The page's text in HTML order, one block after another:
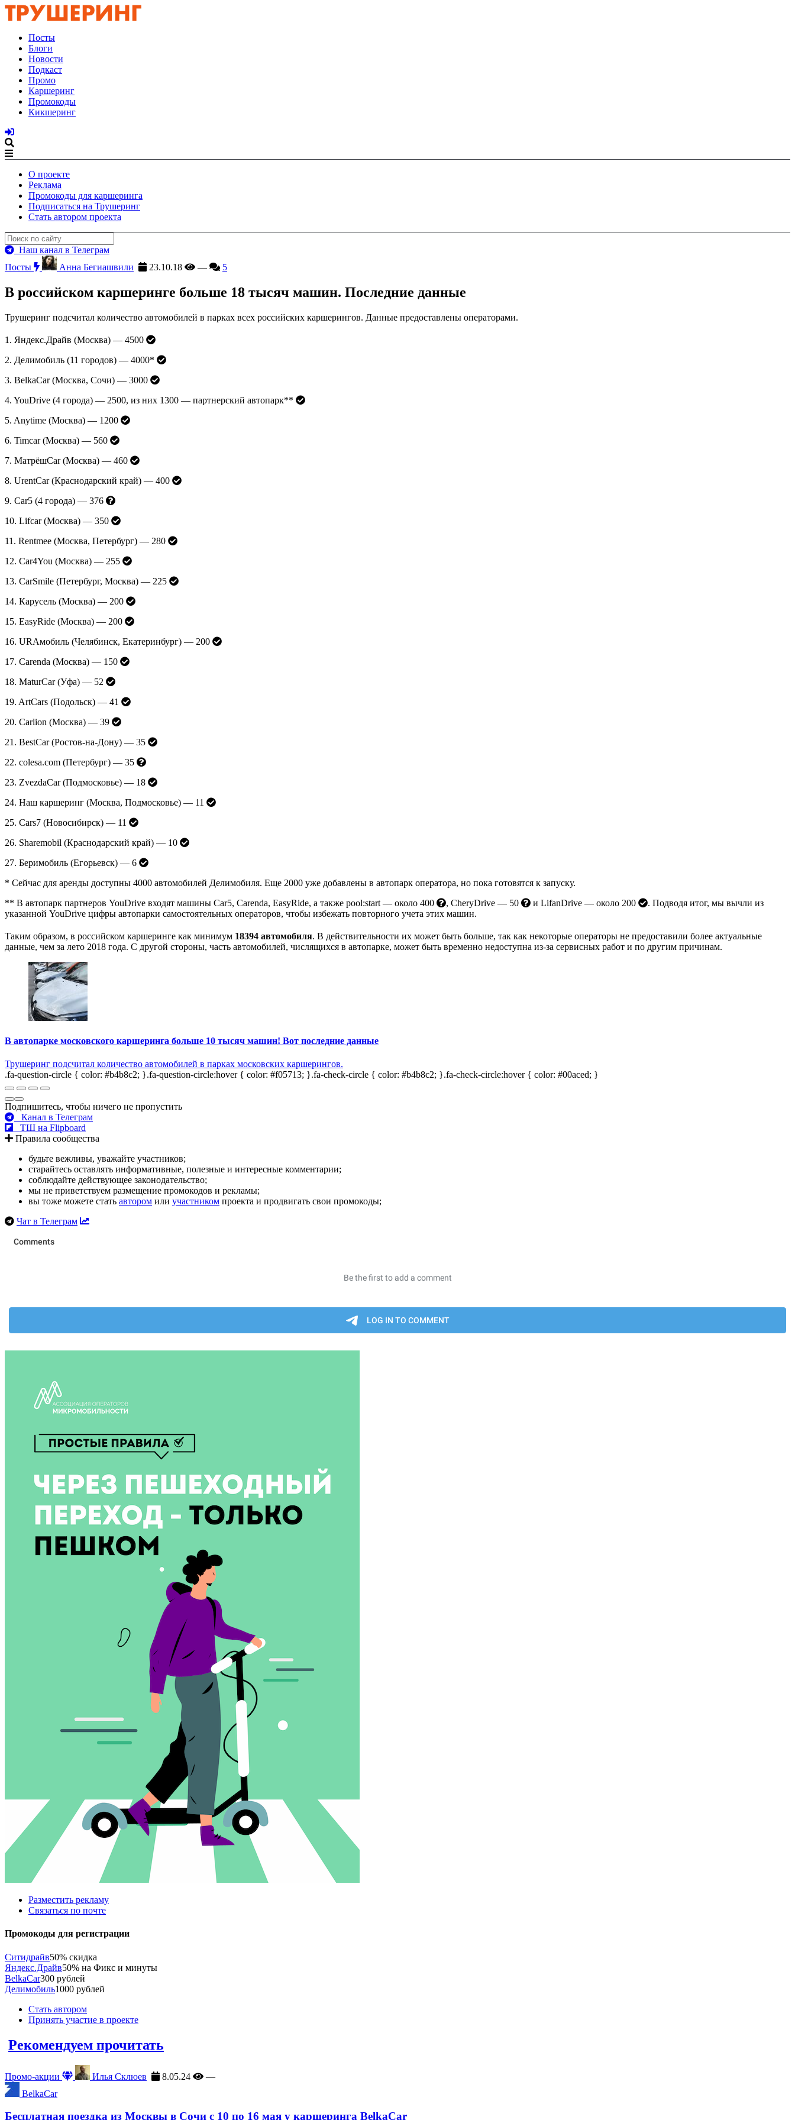
Посты
Блоги
Новости
Подкаст
Промо
Каршеринг
Промокоды
Кикшеринг
О проекте
Реклама
Промокоды для каршеринга
Подписаться на Трушеринг
Стать автором проекта
Наш канал в Телеграм
Посты
Анна Бегиашвили 23.10.18 — 5
В российском каршеринге больше 18 тысяч машин. Последние данные
Трушеринг подсчитал количество автомобилей в парках всех российских каршерингов. Данные предоставлены операторами.
1. Яндекс.Драйв (Москва) — 4500
2. Делимобиль (11 городов) — 4000*
3. BelkaCar (Москва, Сочи) — 3000
4. YouDrive (4 города) — 2500, из них 1300 — партнерский автопарк**
5. Anytime (Москва) — 1200
6. Timcar (Москва) — 560
7. МатрёшCar (Москва) — 460
8. UrentCar (Краснодарский край) — 400
9. Car5 (4 города) — 376
10. Lifcar (Москва) — 350
11. Rentmee (Москва, Петербург) — 280
12. Car4You (Москва) — 255
13. CarSmile (Петербург, Москва) — 225
14. Карусель (Москва) — 200
15. EasyRide (Москва) — 200
16. URAмобиль (Челябинск, Екатеринбург) — 200
17. Carenda (Москва) — 150
18. MaturCar (Уфа) — 52
19. ArtCars (Подольск) — 41
20. Carlion (Москва) — 39
21. BestCar (Ростов-на-Дону) — 35
22. colesa.com (Петербург) — 35
23. ZvezdaCar (Подмосковье) — 18
24. Наш каршеринг (Москва, Подмосковье) — 11
25. Cars7 (Новосибирск) — 11
26. Sharemobil (Краснодарский край) — 10
27. Беримобиль (Егорьевск) — 6
* Сейчас для аренды доступны 4000 автомобилей Делимобиля. Еще 2000 уже добавлены в автопарк оператора, но пока готовятся к запуску.
** В автопарк партнеров YouDrive входят машины Car5, Carenda, EasyRide, а также pool:start — около 400
, CheryDrive — 50 и LifanDrive — около 200
. Подводя итог, мы вычли из
указанной YouDrive цифры автопарки самостоятельных операторов, чтобы избежать повторного учета этих машин.
Таким образом, в российском каршеринге как минимум 18394 автомобиля. В действительности их может быть больше, так как некоторые операторы не предоставили более актуальные
данные, чем за лето 2018 года. С другой стороны, часть автомобилей, числящихся в автопарке, может быть временно недоступна из-за сервисных работ и по другим причинам.
В автопарке московского каршеринга больше 10 тысяч машин! Вот последние данные
Трушеринг подсчитал количество автомобилей в парках московских каршерингов.
.fa-question-circle { color: #b4b8c2; }.fa-question-circle:hover { color: #f05713; }.fa-check-circle { color: #b4b8c2; }.fa-check-circle:hover { color: #00aced; }
Подпишитесь, чтобы ничего не пропустить
Канал в Телеграм
ТШ на Flipboard
Правила сообщества
будьте вежливы, уважайте участников;
старайтесь оставлять информативные, полезные и интересные комментарии;
соблюдайте действующее законодательство;
мы не приветствуем размещение промокодов и рекламы;
вы тоже можете стать автором или участником проекта и продвигать свои промокоды;
Чат в Телеграм
Разместить рекламу
Связаться по почте
Промокоды для регистрации
Ситидрайв50% скидка
Яндекс.Драйв50% на Фикс и минуты
BelkaCar300 рублей
Делимобиль1000 рублей
Стать автором
Принять участие в проекте
Рекомендуем прочитать
Промо-акции Илья Склюев 8.05.24
—
BelkaCar
Бесплатная поездка из Москвы в Сочи с 10 по 16 мая у каршеринга BelkaCar